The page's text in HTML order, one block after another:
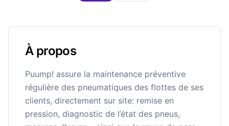
À propos
Puump! assure la maintenance préventive
régulière des pneumatiques des flottes de ses
clients, directement sur site: remise en
pression, diagnostic de l’état des pneus,